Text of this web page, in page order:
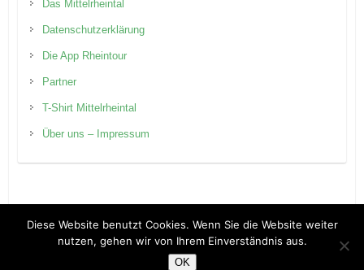
Das Mittelrheintal
Datenschutzerklärung
Die App Rheintour
Partner
T-Shirt Mittelrheintal
Über uns – Impressum
Copyright © 2026Rheintour Blog . Theme byColorlibPowered byWordPress
Diese Website benutzt Cookies. Wenn Sie die Website weiter
nutzen, gehen wir von Ihrem Einverständnis aus.
OK